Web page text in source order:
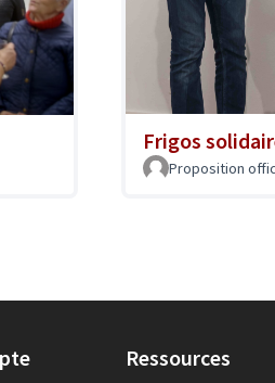
Frigos
Proposition
Ressources